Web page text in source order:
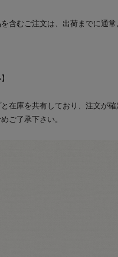
含むご注文は、出荷までに通常
在庫を共有しており、注文が
ご了承下さい。